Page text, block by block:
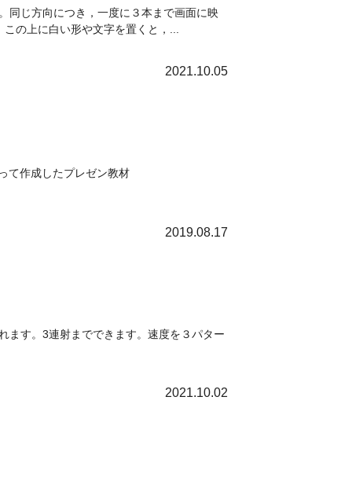
同じ方向につき，一度に３本まで画面に映
の上に白い形や文字を置くと，...
2021.10.05
て作成したプレゼン教材
2019.08.17
ます。3連射までできます。速度を３パター
2021.10.02